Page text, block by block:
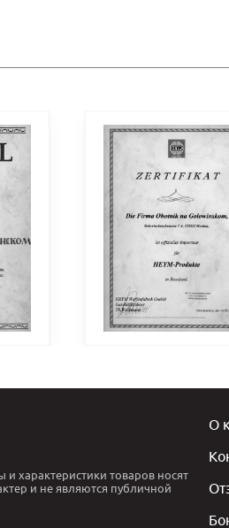
характеристики товаров носят
и не являются публичной
О